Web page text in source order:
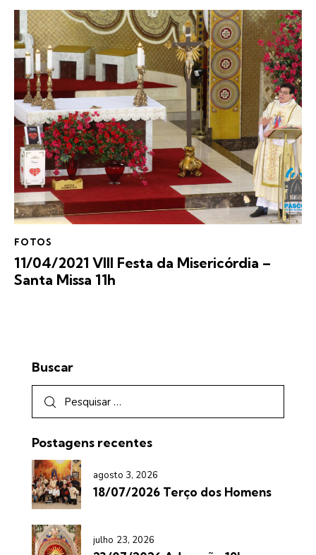
FOTOS
11/04/2021 VIII Festa da Misericórdia –
Santa Missa 11h
Buscar
Postagens recentes
agosto 3, 2026
18/07/2026 Terço dos Homens
julho 23, 2026